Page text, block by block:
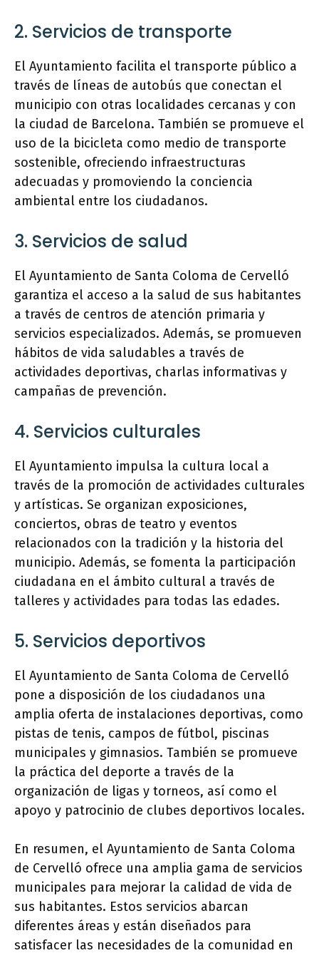
2. Servicios de transporte
El Ayuntamiento facilita el transporte público a
través de líneas de autobús que conectan el
municipio con otras localidades cercanas y con
la ciudad de Barcelona. También se promueve el
uso de la bicicleta como medio de transporte
sostenible, ofreciendo infraestructuras
adecuadas y promoviendo la conciencia
ambiental entre los ciudadanos.
3. Servicios de salud
El Ayuntamiento de Santa Coloma de Cervelló
garantiza el acceso a la salud de sus habitantes
a través de centros de atención primaria y
servicios especializados. Además, se promueven
hábitos de vida saludables a través de
actividades deportivas, charlas informativas y
campañas de prevención.
4. Servicios culturales
El Ayuntamiento impulsa la cultura local a
través de la promoción de actividades culturales
y artísticas. Se organizan exposiciones,
conciertos, obras de teatro y eventos
relacionados con la tradición y la historia del
municipio. Además, se fomenta la participación
ciudadana en el ámbito cultural a través de
talleres y actividades para todas las edades.
5. Servicios deportivos
El Ayuntamiento de Santa Coloma de Cervelló
pone a disposición de los ciudadanos una
amplia oferta de instalaciones deportivas, como
pistas de tenis, campos de fútbol, piscinas
municipales y gimnasios. También se promueve
la práctica del deporte a través de la
organización de ligas y torneos, así como el
apoyo y patrocinio de clubes deportivos locales.
En resumen, el Ayuntamiento de Santa Coloma
de Cervelló ofrece una amplia gama de servicios
municipales para mejorar la calidad de vida de
sus habitantes. Estos servicios abarcan
diferentes áreas y están diseñados para
satisfacer las necesidades de la comunidad en